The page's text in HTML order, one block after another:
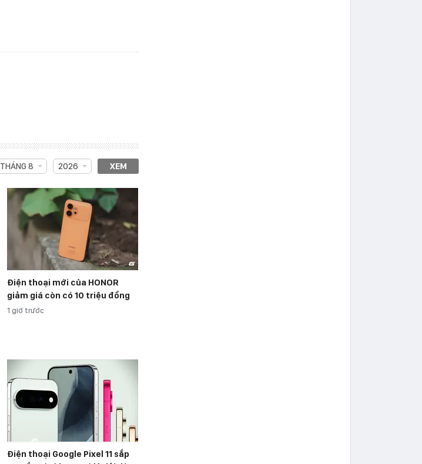
THÁNG 8 2026 XEM
Điện thoại mới của HONOR
giảm giá còn có 10 triệu đồng
1 giờ trước
Điện thoại Google Pixel 11 sắp